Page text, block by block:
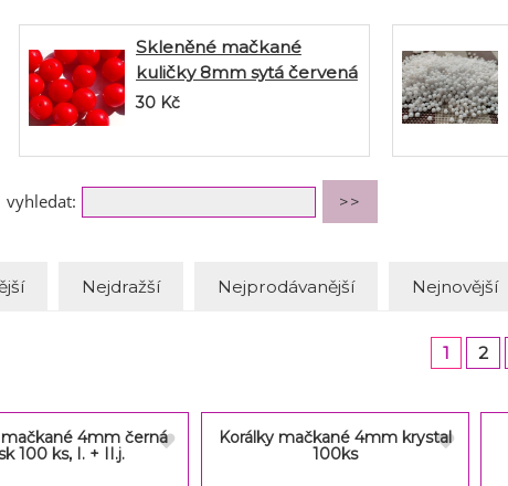
Skleněné mačkané
kuličky 8mm sytá červená
28ks
30 Kč
vyhledat:
Nejdražší Nejprodávanější Nejnovější
1 2
mačkané 4mm černá
100 ks, I. + II.j.
Korálky mačkané 4mm krystal
100ks